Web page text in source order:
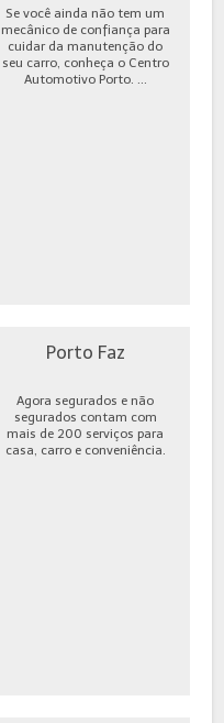
Se você ainda não tem um
mecânico de confiança para
cuidar da manutenção do
seu carro, conheça o Centro
Automotivo Porto. ...
Porto Faz
Agora segurados e não
segurados contam com
mais de 200 serviços para
casa, carro e conveniência.